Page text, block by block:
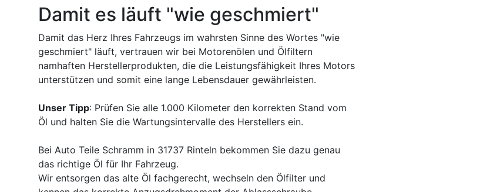
Damit es läuft "wie geschmiert"
Damit das Herz Ihres Fahrzeugs im wahrsten Sinne des Wortes "wie
geschmiert" läuft, vertrauen wir bei Motorenölen und Ölfiltern
namhaften Herstellerprodukten, die die Leistungsfähigkeit Ihres Motors
unterstützen und somit eine lange Lebensdauer gewährleisten.
Unser Tipp: Prüfen Sie alle 1.000 Kilometer den korrekten Stand vom
Öl und halten Sie die Wartungsintervalle des Herstellers ein.
Bei Auto Teile Schramm in 31737 Rinteln bekommen Sie dazu genau
das richtige Öl für Ihr Fahrzeug.
Wir entsorgen das alte Öl fachgerecht, wechseln den Ölfilter und